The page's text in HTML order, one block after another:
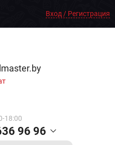
Вход / Регистрация
18:00
96 96